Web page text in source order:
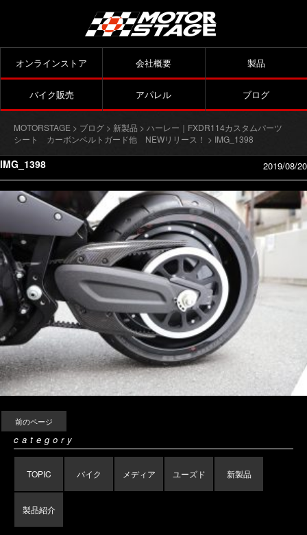
オンラインストア 会社概要 製品
バイク販売 アパレル ブログ
MOTORSTAGE > ブログ > 新製品 > ハーレー｜FXDR114カスタムパーツ
シート カーボンベルトガード他 NEWリリース！ > IMG_1398
IMG_1398 2019/08/20
前のページ
category
TOPIC バイク メディア ユーズド 新製品
製品紹介